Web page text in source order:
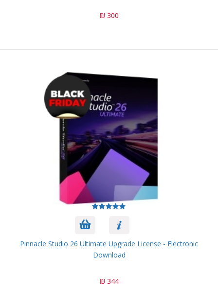
300 ₪
Pinnacle Studio 26 Ultimate Upgrade License - Electronic
Download
344 ₪